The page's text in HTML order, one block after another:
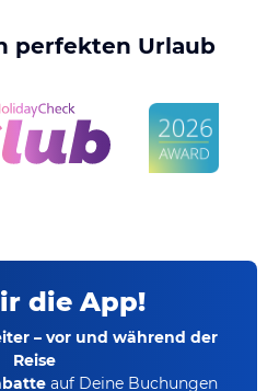
perfekten Urlaub
die App!
– vor und während der
Reise
auf Deine Buchungen